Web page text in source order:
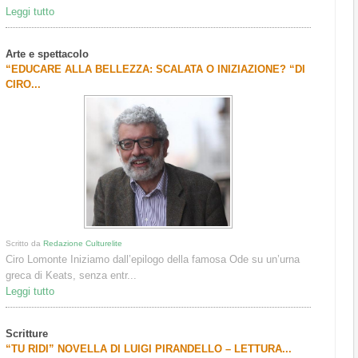
Leggi tutto
Arte e spettacolo
“EDUCARE ALLA BELLEZZA: SCALATA O INIZIAZIONE? “DI
CIRO...
Scritto daRedazione Culturelite
Ciro Lomonte Iniziamo dall’epilogo della famosa Ode su un’urna
greca di Keats, senza entr...
Leggi tutto
Scritture
“TU RIDI” NOVELLA DI LUIGI PIRANDELLO – LETTURA...